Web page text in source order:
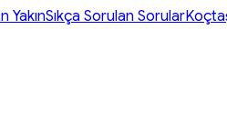
YakınSıkça Sorulan Sorular